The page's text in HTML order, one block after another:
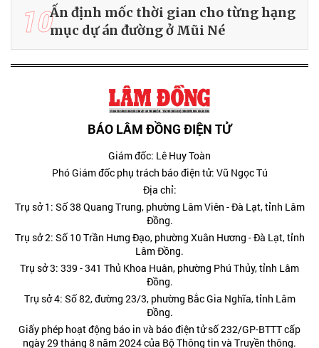
10Ấn định mốc thời gian cho từng hạng
mục dự án đường ở Mũi Né
BÁO LÂM ĐỒNG ĐIỆN TỬ
Giám đốc: Lê Huy Toàn
Phó Giám đốc phụ trách báo điện tử: Vũ Ngọc Tú
Địa chỉ:
Trụ sở 1: Số 38 Quang Trung, phường Lâm Viên - Đà Lạt, tỉnh Lâm
Đồng.
Trụ sở 2: Số 10 Trần Hưng Đạo, phường Xuân Hương - Đà Lạt, tỉnh
Lâm Đồng.
Trụ sở 3: 339 - 341 Thủ Khoa Huân, phường Phú Thủy, tỉnh Lâm
Đồng.
Trụ sở 4: Số 82, đường 23/3, phường Bắc Gia Nghĩa, tỉnh Lâm
Đồng.
Giấy phép hoạt động báo in và báo điện tử số 232/GP-BTTT cấp
ngày 29 tháng 8 năm 2024 của Bộ Thông tin và Truyền thông.